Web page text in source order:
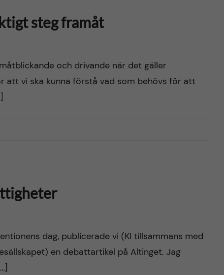
steg framåt
och drivande när det gäller
att vi ska kunna förstå vad som behövs för att
dag, publicerade vi (KI tillsammans med
en debattartikel på Altinget. Jag